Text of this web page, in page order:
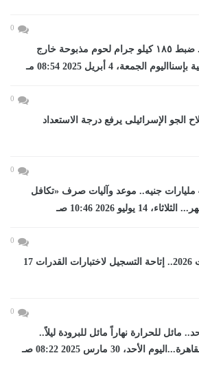
0
بيطرى الأقصر.. ضبط ١٨٥ كيلو جرام لحوم مذبوحة خارج
الجمعة، 4 أبريل 2025 08:54 مـ
0
الجو الإسرائيلى يرفع درجة الاستعداد
0
بميزانية تفوق 4 مليارات جنيه.. موعد وآليات صرف «تكافل
يوليو 2026 10:46 صـ
0
تنسيق الجامعات 2026.. إتاحة التسجيل لاختبارات القدرات 17
0
مائل للحرارة نهاراً مائل للبرودة ليلاً..
والعظمى فى القاهرة...اليوم الأحد، 30 مارس 2025 08:22 صـ